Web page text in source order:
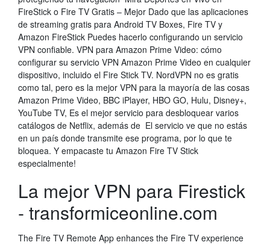
FireStick o Fire TV Gratis – Mejor Dado que las aplicaciones
de streaming gratis para Android TV Boxes, Fire TV y
Amazon FireStick Puedes hacerlo configurando un servicio
VPN confiable. VPN para Amazon Prime Video: cómo
configurar su servicio VPN Amazon Prime Video en cualquier
dispositivo, incluido el Fire Stick TV. NordVPN no es gratis
como tal, pero es la mejor VPN para la mayoría de las cosas
Amazon Prime Video, BBC iPlayer, HBO GO, Hulu, Disney+,
YouTube TV, Es el mejor servicio para desbloquear varios
catálogos de Netflix, además de El servicio ve que no estás
en un país donde transmite ese programa, por lo que te
bloquea. Y empacaste tu Amazon Fire TV Stick
especialmente!
La mejor VPN para Firestick
- transformiceonline.com
The Fire TV Remote App enhances the Fire TV experience